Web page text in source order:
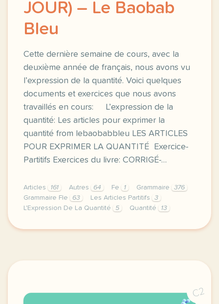
JOUR) – Le Baobab
Bleu
Cette dernière semaine de cours, avec la
deuxième année de français, nous avons vu
l’expression de la quantité. Voici quelques
documents et exercices que nous avons
travaillés en cours: L’expression de la
quantité: Les articles pour exprimer la
quantité from lebaobabbleu LES ARTICLES
POUR EXPRIMER LA QUANTITÉ Exercice-
Partitifs Exercices du livre: CORRIGÉ-…
Articles 161 Autres 64 Fe 1 Grammaire
376
Grammaire Fle
63 Les Articles Partitifs
3
L'Expression De La Quantité
5 Quantité 13
image paragourmet comcette derniere semaine
C2